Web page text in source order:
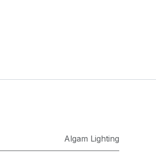
Algam Lighting